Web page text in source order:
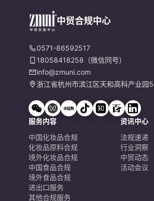
中贸合规中心
0571-86592517
18058418258（微信同号）
info@zmuni.com
浙江省杭州市滨江区天和高科产业园
服务内容
中国化妆品合规
化妆品原料合规
境外化妆品合规
中国食品合规
境外食品合规
进出口服务
其他合规服务
资讯中心
法规速递
行业洞察
中贸动态
活动会议